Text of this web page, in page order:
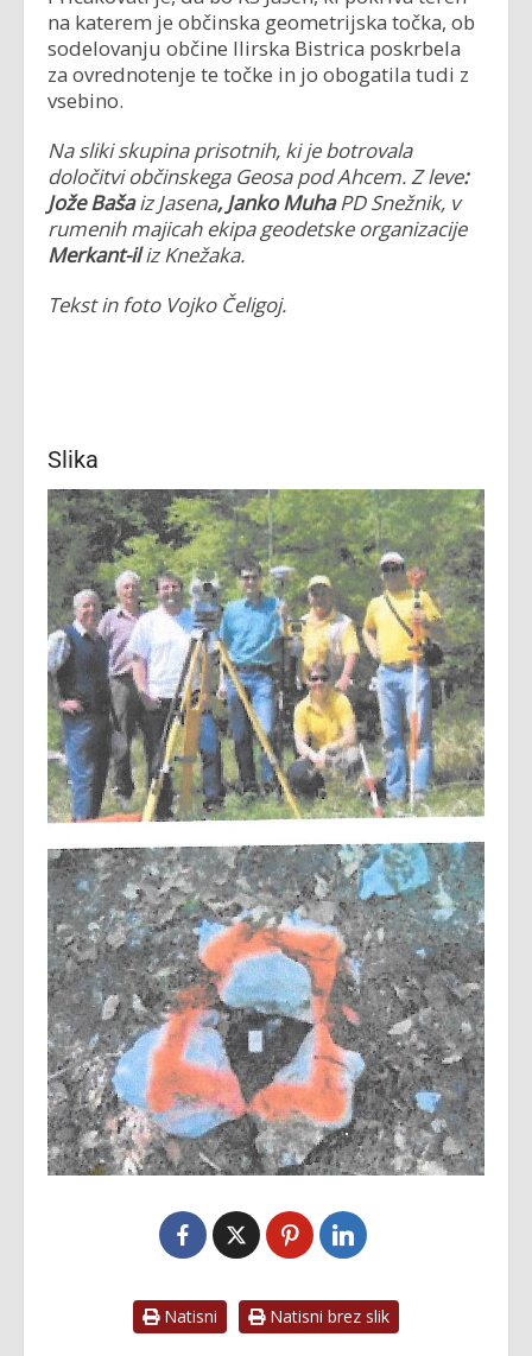
na katerem je občinska geometrijska točka, ob
sodelovanju občine Ilirska Bistrica poskrbela
za ovrednotenje te točke in jo obogatila tudi z
vsebino.
Na sliki skupina prisotnih, ki je botrovala
določitvi občinskega Geosa pod Ahcem. Z leve:
Jože Bašaiz Jasena, Janko MuhaPD Snežnik, v
rumenih majicah ekipa geodetske organizacije
Merkant-iliz Knežaka.
Tekst in foto Vojko Čeligoj.
Slika
Natisni Natisni brez slik